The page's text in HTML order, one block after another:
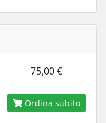
75,00 €
Ordina subito